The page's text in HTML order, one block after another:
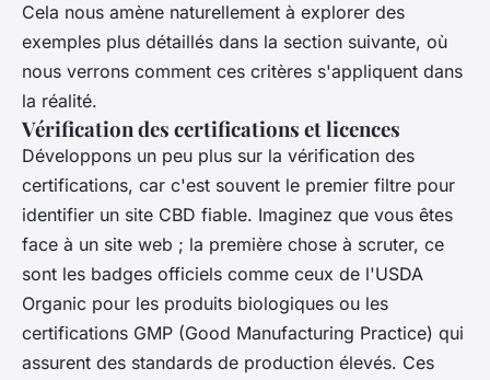
Cela nous amène naturellement à explorer des
exemples plus détaillés dans la section suivante, où
nous verrons comment ces critères s'appliquent dans
la réalité.
Vérification des certifications et licences
Développons un peu plus sur la vérification des
certifications, car c'est souvent le premier filtre pour
identifier un site CBD fiable. Imaginez que vous êtes
face à un site web ; la première chose à scruter, ce
sont les badges officiels comme ceux de l'USDA
Organic pour les produits biologiques ou les
certifications GMP (Good Manufacturing Practice) qui
assurent des standards de production élevés. Ces